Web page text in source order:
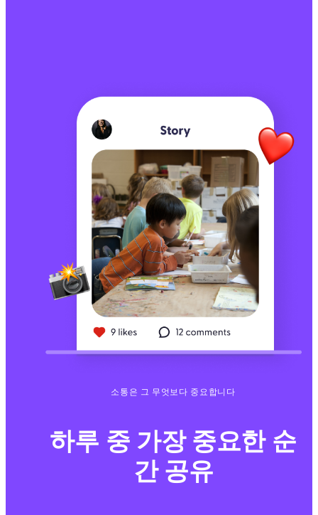
소통은 그 무엇보다 중요합니다
하루 중 가장 중요한 순
간 공유